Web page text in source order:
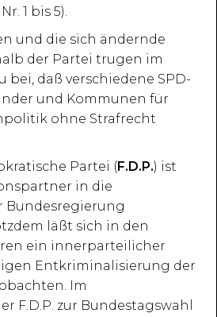
1 bis 5).
und die sich ändernde
der Partei trugen im
bei, daß verschiedene SPD-
und Kommunen für
ohne Strafrecht
Partei (F.D.P.) ist
in die
Bundesregierung
läßt sich in den
ein innerparteilicher
Entkriminalisierung der
Im
F.D.P. zur Bundestagswahl